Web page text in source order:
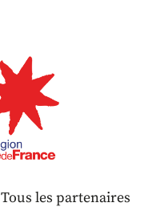
Tous les partenaires